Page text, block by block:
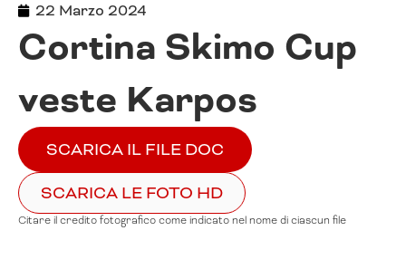
22 Marzo 2024
Cortina Skimo Cup
veste Karpos
SCARICA IL FILE DOC
SCARICA LE FOTO HD
Citare il credito fotografico come indicato nel nome di ciascun file